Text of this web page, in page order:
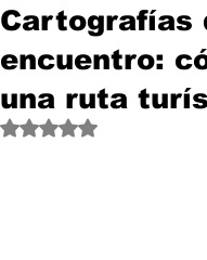
Cartografías
encuentro:
una ruta
Obtuvo NaN de 5